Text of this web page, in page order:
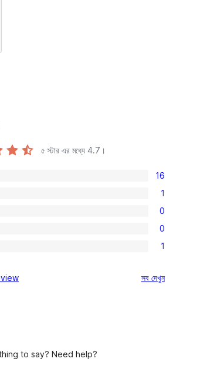
৫ স্টার এর মধ্যে 4.7 ।
16
1
0
0
1
সবরিভিউ
দেখুন
to say? Need help?